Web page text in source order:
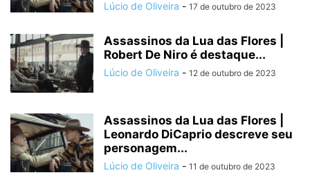
Lúcio de Oliveira - 17 de outubro de 2023
Assassinos da Lua das Flores |
Robert De Niro é destaque...
Lúcio de Oliveira - 12 de outubro de 2023
Assassinos da Lua das Flores |
Leonardo DiCaprio descreve seu
personagem...
Lúcio de Oliveira - 11 de outubro de 2023